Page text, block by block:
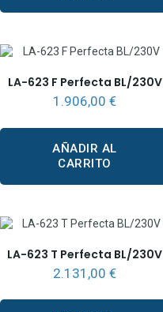
LA-623 F Perfecta BL/230V
1.906,00 €
AÑADIR AL
CARRITO
LA-623 T Perfecta BL/230V
2.131,00 €